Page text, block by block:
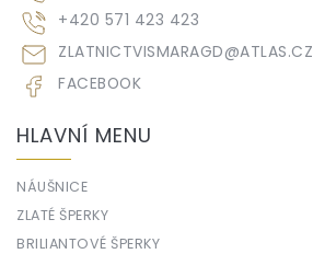
ZLATNICTVISMARAGD@ATLAS.CZ
+420 571 423 423
FACEBOOK
HLAVNÍ MENU
NÁUŠNICE
ZLATÉ ŠPERKY
BRILIANTOVÉ ŠPERKY